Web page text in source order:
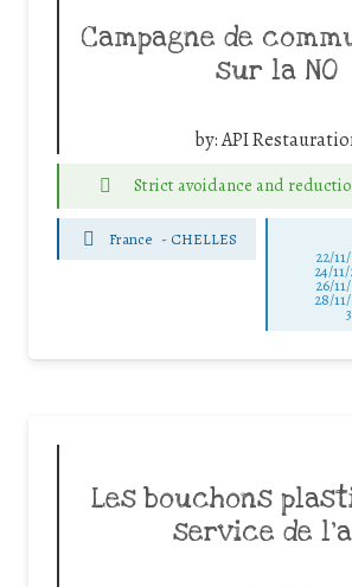
Campagne de
sur la NO
by:API
Strict avoidance and
France - CHELLES
22/
24/
26/
28/
Les bouchons
service de